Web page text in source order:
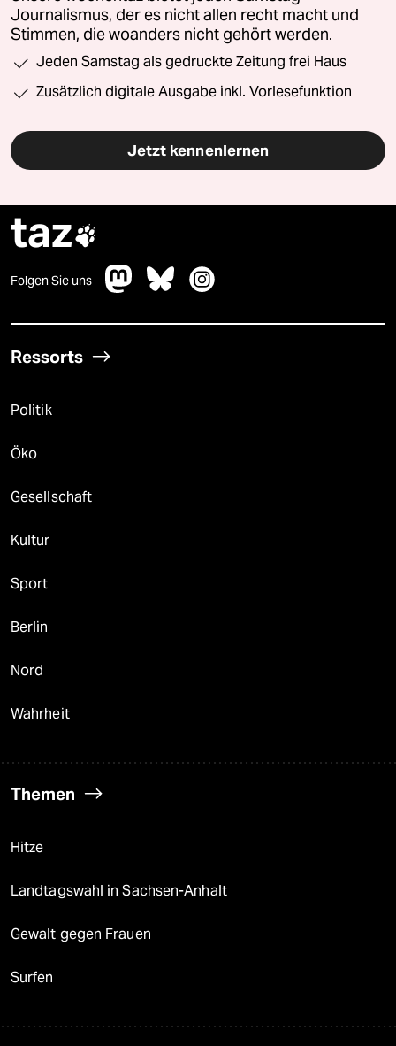
Journalismus, der es nicht allen recht macht und
Stimmen, die woanders nicht gehört werden.
Jeden Samstag als gedruckte Zeitung frei Haus
Zusätzlich digitale Ausgabe inkl. Vorlesefunktion
Jetzt kennenlernen
taz
Folgen Sie uns
Ressorts
Politik
Öko
Gesellschaft
Kultur
Sport
Berlin
Nord
Wahrheit
Themen
Hitze
Landtagswahl in Sachsen-Anhalt
Gewalt gegen Frauen
Surfen